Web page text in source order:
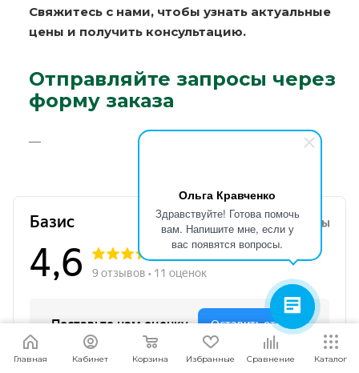
Ольга Кравченко
Здравствуйте! Готова помочь
вам. Напишите мне, если у
вас появятся вопросы.
Свяжитесь с нами, чтобы узнать актуальные
цены и получить консультацию.
Отправляйте запросы через
форму заказа
Главная Кабинет Корзина Избранные Сравнение Каталог
Мы используем файлы cookie. Подробнее Я согласен